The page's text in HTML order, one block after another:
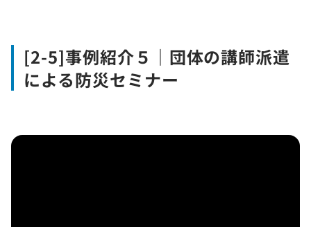
[2-5]事例紹介５｜団体の講師派遣
による防災セミナー